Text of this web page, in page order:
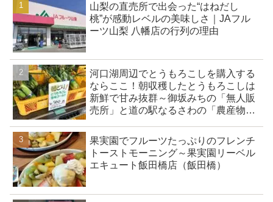
山梨の直売所で出会った“はねだし
桃”が感動レベルの美味しさ｜JAフル
ーツ山梨 八幡店の行列の理由
河口湖周辺でとうもろこしを購入する
ならここ！朝収穫したとうもろこしは
新鮮で甘み抜群～御坂みちの「無人販
売所」と道の駅なるさわの「農産物直
果実園でフルーツたっぷりのフレンチ
トーストモーニング～果実園リーベル
エキュート飯田橋店（飯田橋）